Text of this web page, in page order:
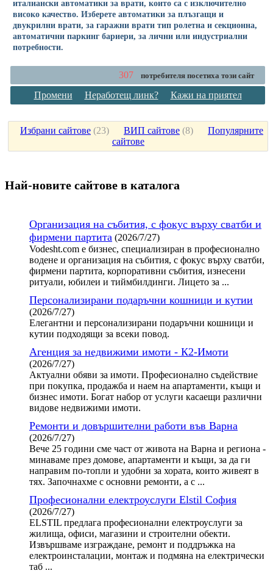
италиански автоматики за врати, които са с изключително
високо качество. Изберете автоматики за плъзгащи и
двукрилни врати, за гаражни врати тип ролетна и секционна,
автоматични паркинг бариери, за лични или индустриални
потребности.
307 потребителя посетиха този сайт
Промени Неработещ линк? Кажи на приятел
Избрани сайтове (23) ВИП сайтове (8) Популярните
сайтове
Най-новите сайтoве в каталога
Организация на събития, с фокус върху сватби и
фирмени партита (2026/7/27)
Vodesht.com е бизнес, специализиран в професионално
водене и организация на събития, с фокус върху сватби,
фирмени партита, корпоративни събития, изнесени
ритуали, юбилеи и тиймбилдинги. Лицето за ...
Персонализирани подаръчни кошници и кутии
(2026/7/27)
Елегантни и персонализирани подаръчни кошници и
кутии подходящи за всеки повод.
Агенция за недвижими имоти - К2-Имоти
(2026/7/27)
Актуални обяви за имоти. Професионално съдействие
при покупка, продажба и наем на апартаменти, къщи и
бизнес имоти. Богат набор от услуги касаещи различни
видове недвижими имоти.
Ремонти и довършителни работи във Варна
(2026/7/27)
Вече 25 години сме част от живота на Варна и региона -
минаваме през домове, апартаменти и къщи, за да ги
направим по-топли и удобни за хората, които живеят в
тях. Започнахме с основни ремонти, а с ...
Професионални електроуслуги Elstil София
(2026/7/27)
ELSTIL предлага професионални електроуслуги за
жилища, офиси, магазини и строителни обекти.
Извършваме изграждане, ремонт и поддръжка на
електроинсталации, монтаж и подмяна на електрически
таб ...